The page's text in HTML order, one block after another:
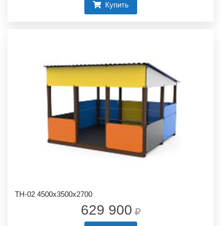
Купить
ТН-02 4500х3500х2700
629 900